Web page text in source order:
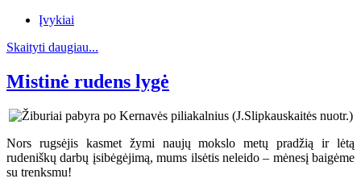
Įvykiai
Skaityti daugiau...
Mistinė rudens lygė
Nors rugsėjis kasmet žymi naujų mokslo metų pradžią ir lėtą
rudeniškų darbų įsibėgėjimą, mums ilsėtis neleido – mėnesį baigėme
su trenksmu!